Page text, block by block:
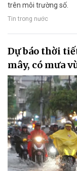
trên môi trường số.
Tin trong nước
Dự báo thời
mây, có mưa